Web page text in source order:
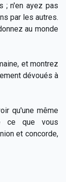
; n'en ayez pas
par les autres.
au monde
et montrez
dévoués à
qu'une même
ce que vous
et concorde,